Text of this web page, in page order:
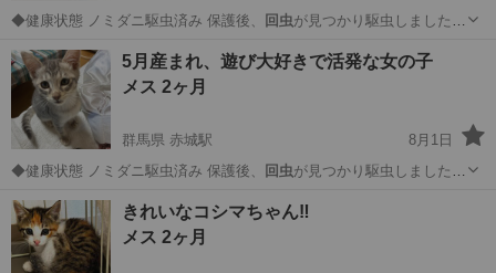
◆健康状態 ノミダニ駆虫済み 保護後、
回虫が見つかり駆虫しましたが
群馬 桐生市 赤城駅 猫 去勢手術
5月産まれ、遊び大好きで活発な女の子
メス 2ヶ月
群馬県 赤城駅
8月1日
◆健康状態 ノミダニ駆虫済み 保護後、
回虫が見つかり駆虫しましたが
群馬 桐生市 赤城駅
きれいなコシマちゃん‼
メス 2ヶ月